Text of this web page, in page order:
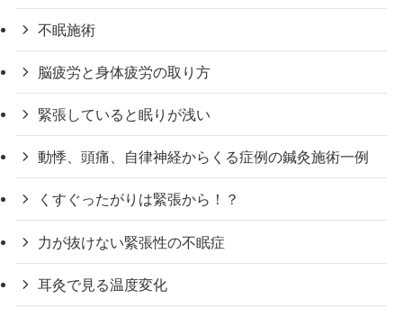
不眠施術
脳疲労と身体疲労の取り方
緊張していると眠りが浅い
動悸、頭痛、自律神経からくる症例の鍼灸施術一例
くすぐったがりは緊張から！？
力が抜けない緊張性の不眠症
耳灸で見る温度変化